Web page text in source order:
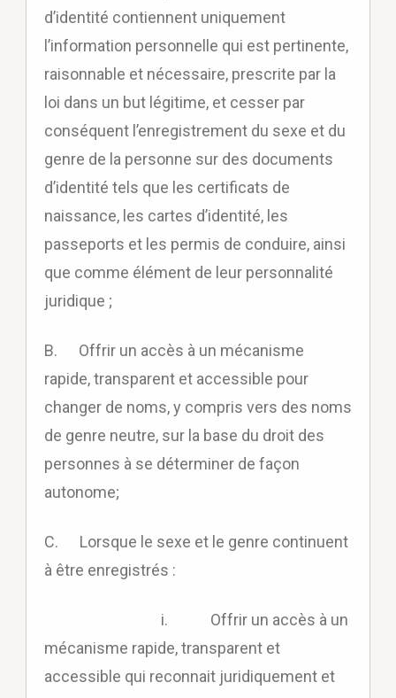
d’identité contiennent uniquement
l’information personnelle qui est pertinente,
raisonnable et nécessaire, prescrite par la
loi dans un but légitime, et cesser par
conséquent l’enregistrement du sexe et du
genre de la personne sur des documents
d’identité tels que les certificats de
naissance, les cartes d’identité, les
passeports et les permis de conduire, ainsi
que comme élément de leur personnalité
juridique ;
B. Offrir un accès à un mécanisme
rapide, transparent et accessible pour
changer de noms, y compris vers des noms
de genre neutre, sur la base du droit des
personnes à se déterminer de façon
autonome;
C. Lorsque le sexe et le genre continuent
à être enregistrés :
i. Offrir un accès à un
mécanisme rapide, transparent et
accessible qui reconnait juridiquement et